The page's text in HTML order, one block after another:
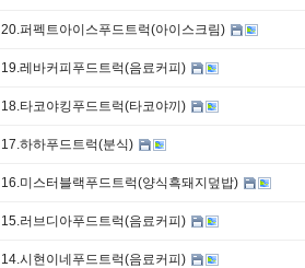
20.퍼펙트아이스푸드트럭(아이스크림)
19.레바커피푸드트럭(음료커피)
18.타코야킹푸드트럭(타코야끼)
17.하하푸드트럭(분식)
16.미스터블랙푸드트럭(양식흑돼지덮밥)
15.러브디아푸드트럭(음료커피)
14.시현이네푸드트럭(음료커피)